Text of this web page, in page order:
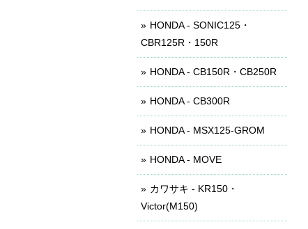
HONDA - SONIC125・
CBR125R・150R
HONDA - CB150R・CB250R
HONDA - CB300R
HONDA - MSX125-GROM
HONDA - MOVE
カワサキ - KR150・
Victor(M150)